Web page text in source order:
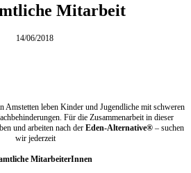
Mitarbeit
14/06/2018
Amstetten leben Kinder und Jugendliche mit schweren
Für die Zusammenarbeit in dieser
und arbeiten nach der Eden-Alternative®– suchen
wir jederzeit
MitarbeiterInnen